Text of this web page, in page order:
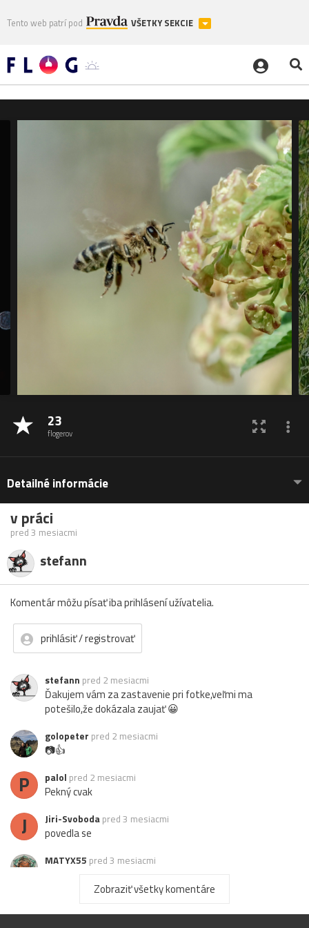
Tento web patrí pod VŠETKY SEKCIE
23
flogerov
Detailné informácie
v práci
pred 3 mesiacmi
stefann
Komentár môžu písať iba prihlásení užívatelia.
prihlásiť / registrovať
stefann pred 2 mesiacmi
Ďakujem vám za zastavenie pri fotke,veľmi ma
potešilo,že dokázala zaujať 😀
golopeter pred 2 mesiacmi
📷👍
P palol pred 2 mesiacmi
Pekný cvak
J Jiri-Svoboda pred 3 mesiacmi
povedla se
MATYX55 pred 3 mesiacmi
K páči
Zobraziť všetky komentáre